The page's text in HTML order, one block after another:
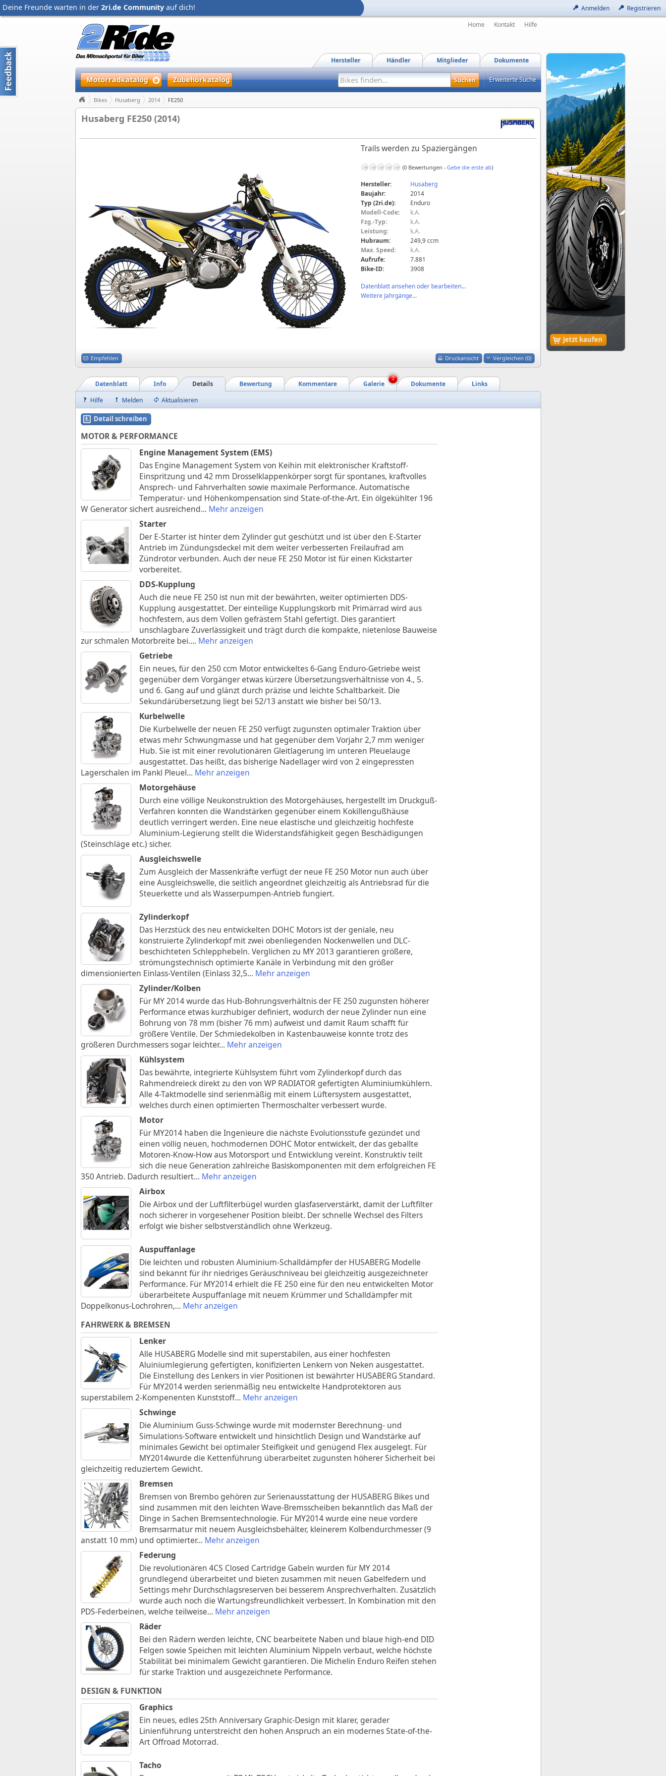
Anmelden Registrieren
Deine Freunde warten in der 2ri.de Community auf dich!
Jetzt kaufen
Home Kontakt Hilfe
Dokumente
Mitglieder
Händler
Hersteller
Motorradkatalog Zubehörkatalog Erweiterte Suche
Bikes Husaberg 2014 FE250
Husaberg FE250 (2014)
Trails werden zu Spaziergängen
(0 Bewertungen - Gebe die erste ab)
Hersteller:
Husaberg
Baujahr:
2014
Typ (2ri.de):
Enduro
Modell-Code:
k.A.
Fzg.-Typ:
k.A.
Leistung:
k.A.
Hubraum:
249,9 ccm
Max. Speed:
k.A.
Aufrufe:
7.881
Bike-ID:
3908
Datenblatt ansehen oder bearbeiten...
Weitere Jahrgänge...
Druckansicht Vergleichen (0)
Empfehlen
Links
Dokumente
Galerie
Kommentare
Bewertung
Details
Info
Datenblatt
2
Hilfe Melden Aktualisieren
Detail schreiben
MOTOR & PERFORMANCE
Engine Management System (EMS)
Das Engine Management System von Keihin mit elektronischer Kraftstoff-
Einspritzung und 42 mm Drosselklappenkörper sorgt für spontanes, kraftvolles
Ansprech- und Fahrverhalten sowie maximale Performance. Automatische
Temperatur- und Höhenkompensation sind State-of-the-Art. Ein ölgekühlter 196
W Generator sichert ausreichend... Mehr anzeigen
Starter
Der E-Starter ist hinter dem Zylinder gut geschützt und ist über den E-Starter
Antrieb im Zündungsdeckel mit dem weiter verbesserten Freilaufrad am
Zündrotor verbunden. Auch der neue FE 250 Motor ist für einen Kickstarter
vorbereitet.
DDS-Kupplung
Auch die neue FE 250 ist nun mit der bewährten, weiter optimierten DDS-
Kupplung ausgestattet. Der einteilige Kupplungskorb mit Primärrad wird aus
hochfestem, aus dem Vollen gefrästem Stahl gefertigt. Dies garantiert
unschlagbare Zuverlässigkeit und trägt durch die kompakte, nietenlose Bauweise
zur schmalen Motorbreite bei.... Mehr anzeigen
Getriebe
Ein neues, für den 250 ccm Motor entwickeltes 6-Gang Enduro-Getriebe weist
gegenüber dem Vorgänger etwas kürzere Übersetzungsverhältnisse von 4., 5.
und 6. Gang auf und glänzt durch präzise und leichte Schaltbarkeit. Die
Sekundärübersetzung liegt bei 52/13 anstatt wie bisher bei 50/13.
Kurbelwelle
Die Kurbelwelle der neuen FE 250 verfügt zugunsten optimaler Traktion über
etwas mehr Schwungmasse und hat gegenüber dem Vorjahr 2,7 mm weniger
Hub. Sie ist mit einer revolutionären Gleitlagerung im unteren Pleuelauge
ausgestattet. Das heißt, das bisherige Nadellager wird von 2 eingepressten
Lagerschalen im Pankl Pleuel... Mehr anzeigen
Motorgehäuse
Durch eine völlige Neukonstruktion des Motorgehäuses, hergestellt im Druckguß-
Verfahren konnten die Wandstärken gegenüber einem Kokillengußhäuse
deutlich verringert werden. Eine neue elastische und gleichzeitig hochfeste
Aluminium-Legierung stellt die Widerstandsfähigkeit gegen Beschädigungen
(Steinschläge etc.) sicher.
Ausgleichswelle
Zum Ausgleich der Massenkräfte verfügt der neue FE 250 Motor nun auch über
eine Ausgleichswelle, die seitlich angeordnet gleichzeitig als Antriebsrad für die
Steuerkette und als Wasserpumpen-Antrieb fungiert.
Zylinderkopf
Das Herzstück des neu entwickelten DOHC Motors ist der geniale, neu
konstruierte Zylinderkopf mit zwei obenliegenden Nockenwellen und DLC-
beschichteten Schlepphebeln. Verglichen zu MY 2013 garantieren größere,
strömungstechnisch optimierte Kanäle in Verbindung mit den größer
dimensionierten Einlass-Ventilen (Einlass 32,5... Mehr anzeigen
Zylinder/Kolben
Für MY 2014 wurde das Hub-Bohrungsverhältnis der FE 250 zugunsten höherer
Performance etwas kurzhubiger definiert, wodurch der neue Zylinder nun eine
Bohrung von 78 mm (bisher 76 mm) aufweist und damit Raum schafft für
größere Ventile. Der Schmiedekolben in Kastenbauweise konnte trotz des
größeren Durchmessers sogar leichter... Mehr anzeigen
Kühlsystem
Das bewährte, integrierte Kühlsystem führt vom Zylinderkopf durch das
Rahmendreieck direkt zu den von WP RADIATOR gefertigten Aluminiumkühlern.
Alle 4-Taktmodelle sind serienmäßig mit einem Lüftersystem ausgestattet,
welches durch einen optimierten Thermoschalter verbessert wurde.
Motor
Für MY2014 haben die Ingenieure die nächste Evolutionsstufe gezündet und
einen völlig neuen, hochmodernen DOHC Motor entwickelt, der das geballte
Motoren-Know-How aus Motorsport und Entwicklung vereint. Konstruktiv teilt
sich die neue Generation zahlreiche Basiskomponenten mit dem erfolgreichen FE
350 Antrieb. Dadurch resultiert... Mehr anzeigen
Airbox
Die Airbox und der Luftfilterbügel wurden glasfaserverstärkt, damit der Luftfilter
noch sicherer in vorgesehener Position bleibt. Der schnelle Wechsel des Filters
erfolgt wie bisher selbstverständlich ohne Werkzeug.
Auspuffanlage
Die leichten und robusten Aluminium-Schalldämpfer der HUSABERG Modelle
sind bekannt für ihr niedriges Geräuschniveau bei gleichzeitig ausgezeichneter
Performance. Für MY2014 erhielt die FE 250 eine für den neu entwickelten Motor
überarbeitete Auspuffanlage mit neuem Krümmer und Schalldämpfer mit
Doppelkonus-Lochrohren,... Mehr anzeigen
FAHRWERK & BREMSEN
Lenker
Alle HUSABERG Modelle sind mit superstabilen, aus einer hochfesten
Aluiniumlegierung gefertigten, konifizierten Lenkern von Neken ausgestattet.
Die Einstellung des Lenkers in vier Positionen ist bewährter HUSABERG Standard.
Für MY2014 werden serienmäßig neu entwickelte Handprotektoren aus
superstabilem 2-Kompenenten Kunststoff... Mehr anzeigen
Schwinge
Die Aluminium Guss-Schwinge wurde mit modernster Berechnung- und
Simulations-Software entwickelt und hinsichtlich Design und Wandstärke auf
minimales Gewicht bei optimaler Steifigkeit und genügend Flex ausgelegt. Für
MY2014wurde die Kettenführung überarbeitet zugunsten höherer Sicherheit bei
gleichzeitig reduziertem Gewicht.
Bremsen
Bremsen von Brembo gehören zur Serienausstattung der HUSABERG Bikes und
sind zusammen mit den leichten Wave-Bremsscheiben bekanntlich das Maß der
Dinge in Sachen Bremsentechnologie. Für MY2014 wurde eine neue vordere
Bremsarmatur mit neuem Ausgleichsbehälter, kleinerem Kolbendurchmesser (9
anstatt 10 mm) und optimierter... Mehr anzeigen
Federung
Die revolutionären 4CS Closed Cartridge Gabeln wurden für MY 2014
grundlegend überarbeitet und bieten zusammen mit neuen Gabelfedern und
Settings mehr Durchschlagsreserven bei besserem Ansprechverhalten. Zusätzlich
wurde auch noch die Wartungsfreundlichkeit verbessert. In Kombination mit den
PDS-Federbeinen, welche teilweise... Mehr anzeigen
Räder
Bei den Rädern werden leichte, CNC bearbeitete Naben und blaue high-end DID
Felgen sowie Speichen mit leichten Aluminium Nippeln verbaut, welche höchste
Stabilität bei minimalem Gewicht garantieren. Die Michelin Enduro Reifen stehen
für starke Traktion und ausgezeichnete Performance.
DESIGN & FUNKTION
Graphics
Ein neues, edles 25th Anniversary Graphic-Design mit klarer, gerader
Linienführung unterstreicht den hohen Anspruch an ein modernes State-of-the-
Art Offroad Motorrad.
Tacho